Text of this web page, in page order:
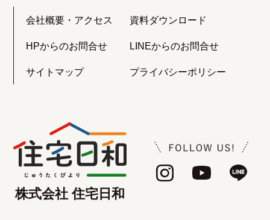
会社概要・アクセス 資料ダウンロード
HPからのお問合せ LINEからのお問合せ
サイトマップ プライバシーポリシー
株式会社 住宅日和